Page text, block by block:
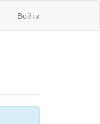
Войти